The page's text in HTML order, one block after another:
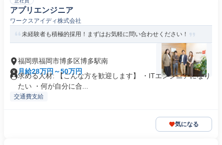
アプリエンジニア
ワークスアイディ株式会社
未経験者も積極的採用！まずはお気軽に問い合わせください！
福岡県福岡市博多区博多駅南
月給28万円～50万円
求める人材: 【こんな方を歓迎します】 ・ITエンジニアになり
たい ・何が自分に合...
交通費支給
気になる